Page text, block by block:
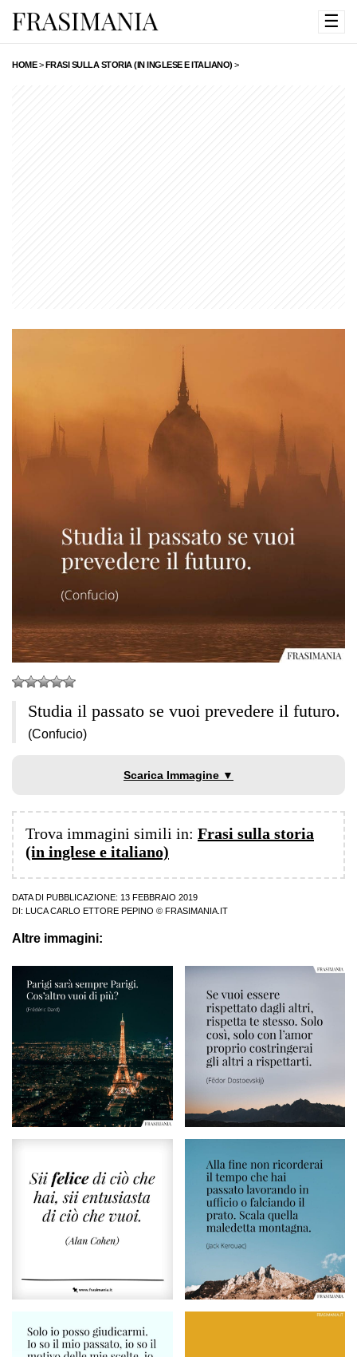
☰
HOME>FRASI SULLA STORIA (IN INGLESE E ITALIANO) >
Studia il passato se vuoi prevedere il futuro.
(Confucio)
Scarica Immagine ▼
Trova immagini simili in: Frasi sulla storia
(in inglese e italiano)
DATA DI PUBBLICAZIONE: 13 FEBBRAIO 2019
DI:
LUCA CARLO ETTORE PEPINO © FRASIMANIA.IT
Altre immagini: